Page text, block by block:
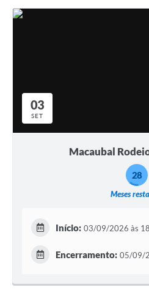
Serviços Online
Enquete
Agenda
03
SET
Macaubal
Meses
28
Início: 03/09/2026 às
Encerramento: 05/09/